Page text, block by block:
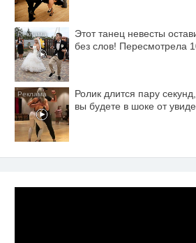
Этот танец невесты
без слов! Пересмотрела
Ролик длится пару
вы будете в шоке от